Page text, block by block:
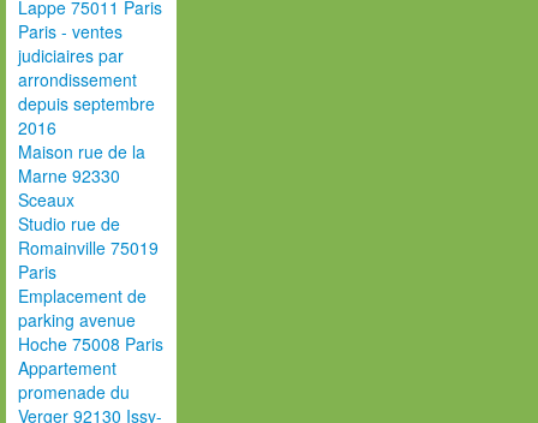
Lappe 75011 Paris
Paris - ventes
judiciaires par
arrondissement
depuis septembre
2016
Maison rue de la
Marne 92330
Sceaux
Studio rue de
Romainville 75019
Paris
Emplacement de
parking avenue
Hoche 75008 Paris
Appartement
promenade du
Verger 92130 Issy-